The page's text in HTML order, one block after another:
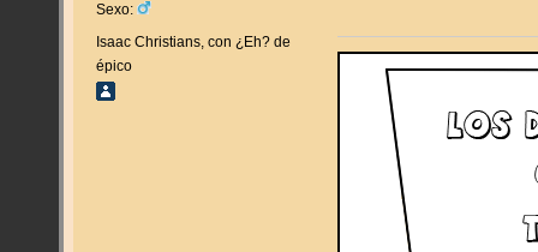
Sexo:
Isaac Christians, con ¿Eh? de
épico